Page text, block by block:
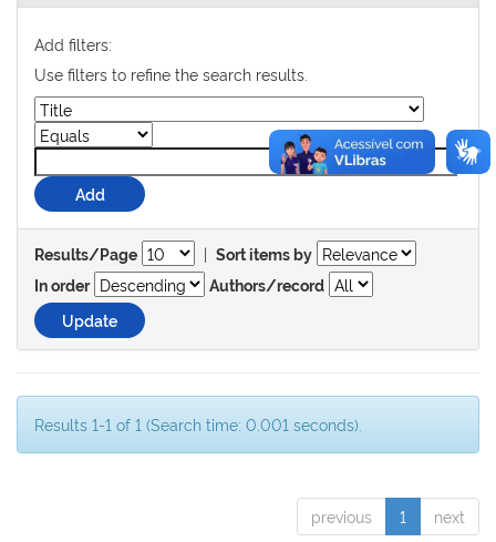
Add filters:
Use filters to refine the search results.
Results/Page | Sort items by
In order
Authors/record
Results 1-1 of 1 (Search time: 0.001 seconds).
previous 1 next